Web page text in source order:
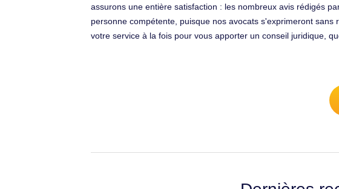
assurons une entière satisfaction : les nombreux avis rédigés
personne compétente, puisque nos avocats s'exprimeront
votre service à la fois pour vous apporter un conseil juridique,